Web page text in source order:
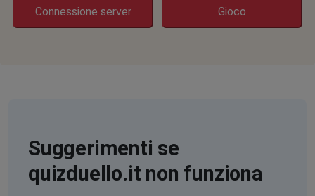
Connessione server Gioco
Suggerimenti se
quizduello.it non funziona